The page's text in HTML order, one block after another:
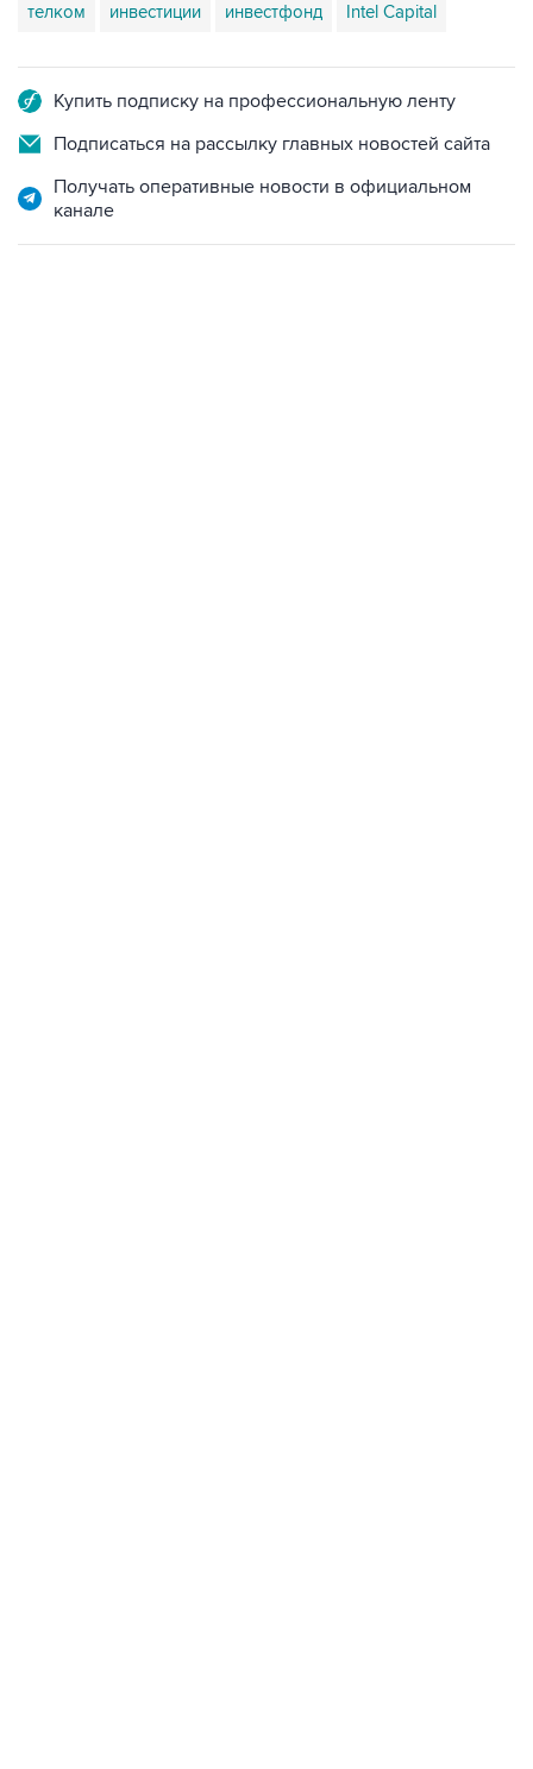
телком инвестиции инвестфонд Intel Capital
Купить подписку на профессиональную ленту
Подписаться на рассылку главных новостей сайта
Получать оперативные новости в официальном
канале